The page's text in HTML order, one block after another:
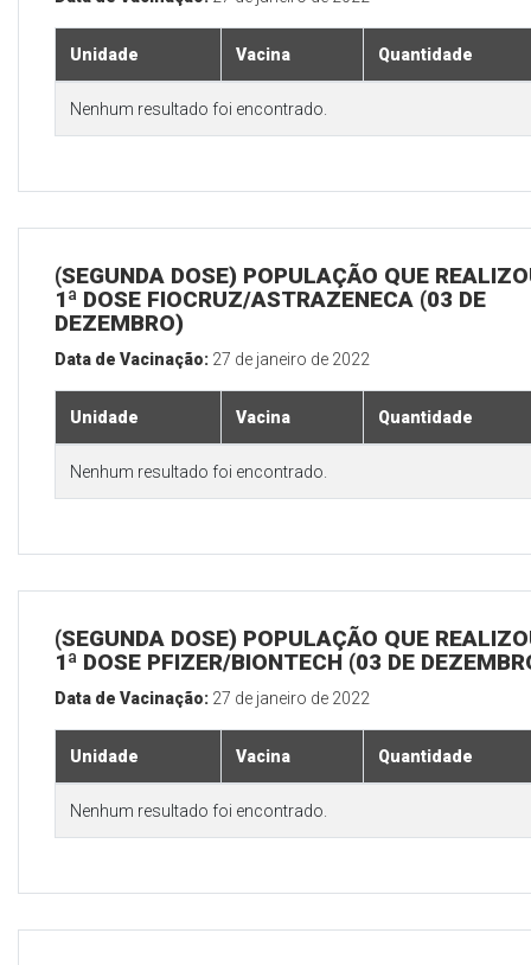
Unidade Vacina Quantidade
Nenhum resultado foi encontrado.
(SEGUNDA DOSE) POPULAÇÃO QUE
1ª DOSE FIOCRUZ/ASTRAZENECA (03 DE
DEZEMBRO)
Data de Vacinação: 27 de janeiro de 2022
Unidade Vacina Quantidade
Nenhum resultado foi encontrado.
(SEGUNDA DOSE) POPULAÇÃO QUE
1ª DOSE PFIZER/BIONTECH (03 DE
Data de Vacinação: 27 de janeiro de 2022
Unidade Vacina Quantidade
Nenhum resultado foi encontrado.